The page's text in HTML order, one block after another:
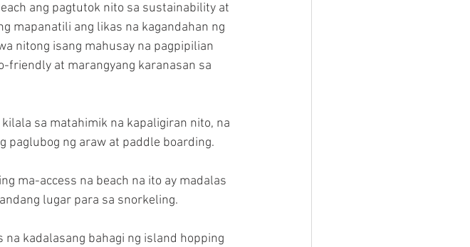
ang pagtutok nito sa sustainability at
mapanatili ang likas na kagandahan ng
nitong isang mahusay na pagpipilian
friendly at marangyang karanasan sa
sa matahimik na kapaligiran nito, na
paglubog ng araw at paddle boarding.
ma-access na beach na ito ay madalas
lugar para sa snorkeling.
na kadalasang bahagi ng island hopping